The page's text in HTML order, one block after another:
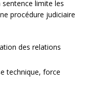
sentence limite les
procédure judiciaire
des relations
technique, force